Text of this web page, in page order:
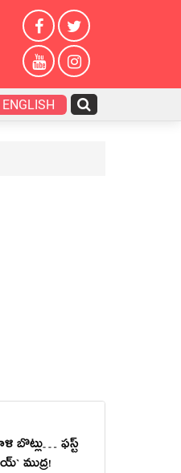
ENGLISH
బొట్లు… ఫ‌స్ట్
ముద్ర‌!